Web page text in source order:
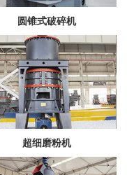
圆锥式破碎机
超细磨粉机